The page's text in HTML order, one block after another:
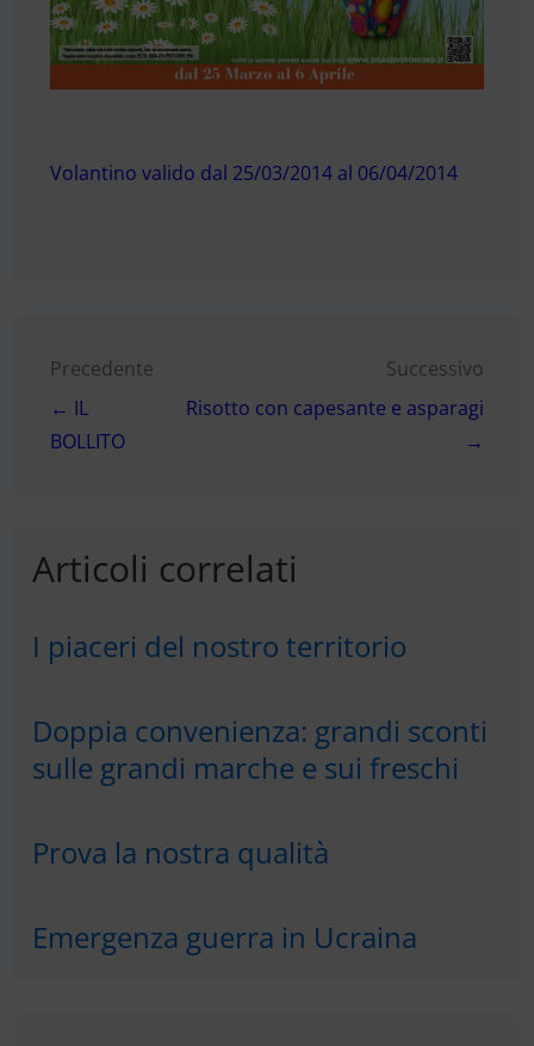
Volantino valido dal 25/03/2014 al 06/04/2014
Navigazione
articoli
Precedente
← IL
BOLLITO
Successivo
Risotto con capesante e asparagi
→
Articoli correlati
I piaceri del nostro territorio
Doppia convenienza: grandi sconti
sulle grandi marche e sui freschi
Prova la nostra qualità
Emergenza guerra in Ucraina